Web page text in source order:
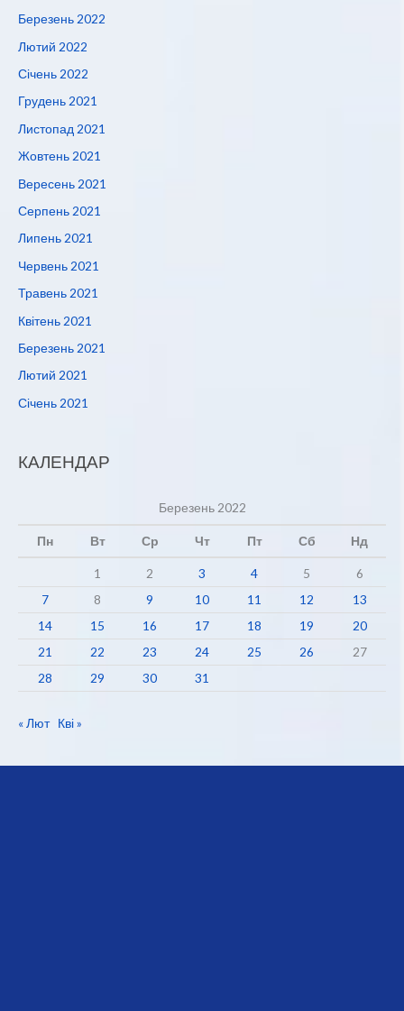
Березень 2022
Лютий 2022
Січень 2022
Грудень 2021
Листопад 2021
Жовтень 2021
Вересень 2021
Серпень 2021
Липень 2021
Червень 2021
Травень 2021
Квітень 2021
Березень 2021
Лютий 2021
Січень 2021
КАЛЕНДАР
Березень 2022
Пн Вт Ср Чт Пт Сб Нд
1 2 3 4 5
6
7
8 9 10 11 12
13
14
15 16 17 18 19
20
21
22 23 24 25 26
27
28
29 30 31
« Лют Кві »